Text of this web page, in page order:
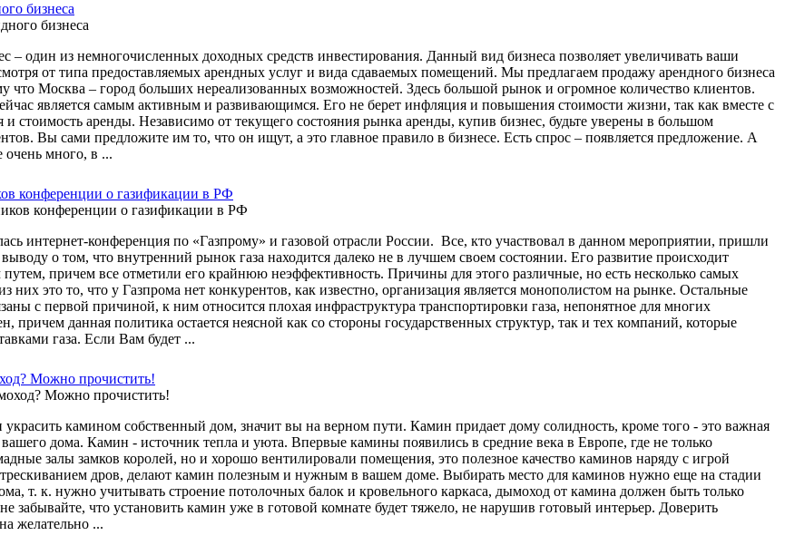
бизнеса
– один из немногочисленных доходных средств инвестирования. Данный вид бизнеса позволяет увеличивать ваши
от типа предоставляемых арендных услуг и вида сдаваемых помещений. Мы предлагаем продажу арендного бизнеса
что Москва – город больших нереализованных возможностей. Здесь большой рынок и огромное количество клиентов.
является самым активным и развивающимся. Его не берет инфляция и повышения стоимости жизни, так как вместе с
стоимость аренды. Независимо от текущего состояния рынка аренды, купив бизнес, будьте уверены в большом
Вы сами предложите им то, что он ищут, а это главное правило в бизнесе. Есть спрос – появляется предложение. А
очень много, в ...
конференции о газификации в РФ
интернет-конференция по «Газпрому» и газовой отрасли России. Все, кто участвовал в данном мероприятии, пришли
о том, что внутренний рынок газа находится далеко не в лучшем своем состоянии. Его развитие происходит
причем все отметили его крайнюю неэффективность. Причины для этого различные, но есть несколько самых
них это то, что у Газпрома нет конкурентов, как известно, организация является монополистом на рынке. Остальные
с первой причиной, к ним относится плохая инфраструктура транспортировки газа, непонятное для многих
причем данная политика остается неясной как со стороны государственных структур, так и тех компаний, которые
газа. Если Вам будет ...
Можно прочистить!
камином собственный дом, значит вы на верном пути. Камин придает дому солидность, кроме того - это важная
вашего дома. Камин - источник тепла и уюта. Впервые камины появились в средние века в Европе, где не только
залы замков королей, но и хорошо вентилировали помещения, это полезное качество каминов наряду с игрой
дров, делают камин полезным и нужным в вашем доме. Выбирать место для каминов нужно еще на стадии
т. к. нужно учитывать строение потолочных балок и кровельного каркаса, дымоход от камина должен быть только
забывайте, что установить камин уже в готовой комнате будет тяжело, не нарушив готовый интерьер. Доверить
желательно ...